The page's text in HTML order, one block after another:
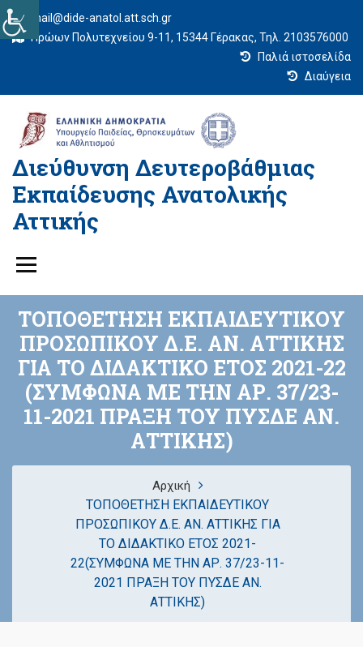
mail@dide-anatol.att.sch.gr
Ηρώων Πολυτεχνείου 9-11, 15344 Γέρακας, Τηλ. 2103576000
Παλιά ιστοσελίδα
Διαύγεια
Διεύθυνση Δευτεροβάθμιας
Εκπαίδευσης Ανατολικής
Αττικής
ΤΟΠΟΘΕΤΗΣΗ ΕΚΠΑΙΔΕΥΤΙΚΟΥ
ΠΡΟΣΩΠΙΚΟΥ Δ.Ε. ΑΝ. ΑΤΤΙΚΗΣ
ΓΙΑ ΤΟ ΔΙΔΑΚΤΙΚΟ ΕΤΟΣ 2021-22
(ΣΥΜΦΩΝΑ ΜΕ ΤΗΝ ΑΡ. 37/23-
11-2021 ΠΡΑΞΗ ΤΟΥ ΠΥΣΔΕ ΑΝ.
ΑΤΤΙΚΗΣ)
Αρχική
ΤΟΠΟΘΕΤΗΣΗ ΕΚΠΑΙΔΕΥΤΙΚΟΥ
ΠΡΟΣΩΠΙΚΟΥ Δ.Ε. ΑΝ. ΑΤΤΙΚΗΣ ΓΙΑ
ΤΟ ΔΙΔΑΚΤΙΚΟ ΕΤΟΣ 2021-
22(ΣΥΜΦΩΝΑ ΜΕ ΤΗΝ ΑΡ. 37/23-11-
2021 ΠΡΑΞΗ ΤΟΥ ΠΥΣΔΕ ΑΝ.
ΑΤΤΙΚΗΣ)